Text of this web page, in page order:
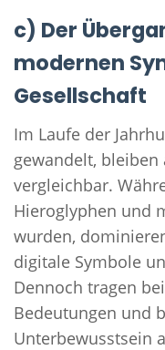
c) Der
modernen
Gesellschaft
Im Laufe der
gewandelt,
vergleichbar.
Hieroglyphen und
wurden,
digitale Symbole
Dennoch tragen
Bedeutungen und
Unterbewusstsein